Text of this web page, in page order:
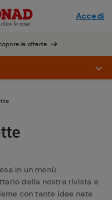
le offerte
Accedi
in un menù
della nostra rivista e
con tante idee nate